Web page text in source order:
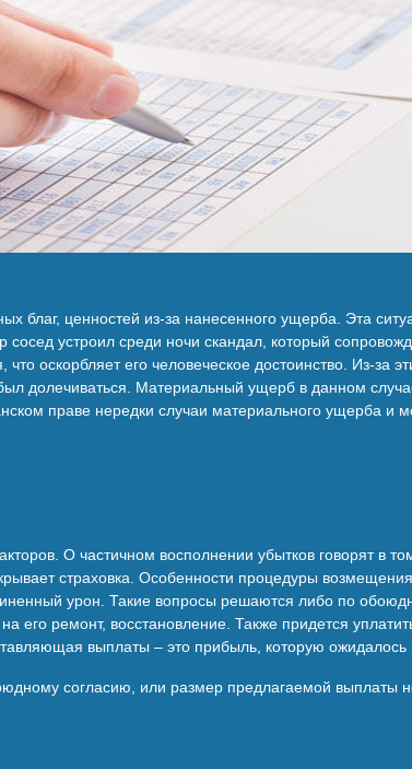
ценностей из-за нанесенного ущерба. Эта
устроил среди ночи скандал, который
оскорбляет его человеческое достоинство. Из-за
долечиваться. Материальный ущерб в данном
праве нередки случаи материального ущерба и
О частичном восполнении убытков говорят в
страховка. Особенности процедуры
урон. Такие вопросы решаются либо по
его ремонт, восстановление. Также придется
выплаты – это прибыль, которую ожидалось
согласию, или размер предлагаемой выплаты